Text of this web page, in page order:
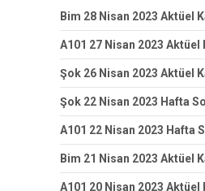
Bim 28 Nisan 2023 Aktüel
A101 27 Nisan 2023 Aktüel
Şok 26 Nisan 2023 Aktüel
Şok 22 Nisan 2023 Hafta
A101 22 Nisan 2023 Hafta
Bim 21 Nisan 2023 Aktüel
A101 20 Nisan 2023 Aktüel